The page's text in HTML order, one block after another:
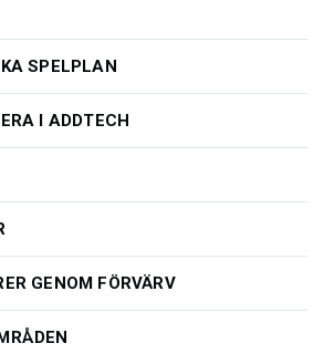
SPELPLAN
I ADDTECH
GENOM FÖRVÄRV